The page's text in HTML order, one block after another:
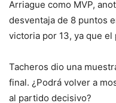
Arriague como MVP,
desventaja de 8 puntos
victoria por 13, ya que
Tacheros dio una
final. ¿Podrá volver a
al partido decisivo?